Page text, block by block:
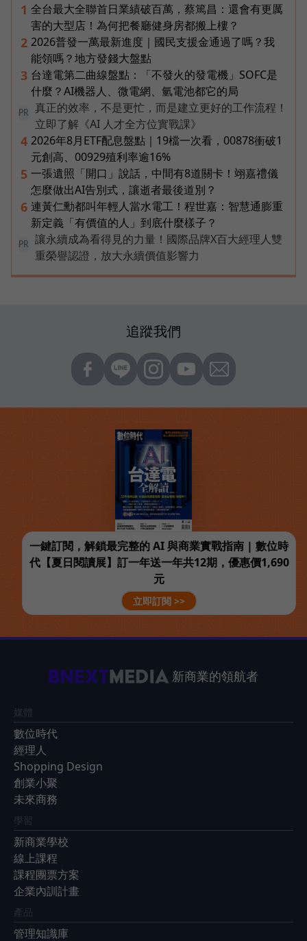
1 全台最大全聯首日業績破百萬，蔡篤昌：還會有更厲
害的大型店！為何把餐廳健身房都搬上樓？
2 2026普發一萬最新進度｜國民支援金通過了嗎？我
能領嗎？地方發錢大盤點
3 台達電第二曲線盤點：「不發火的發電機」SOFC是
什麼？AI機器人、微電網、氫電池都它的局
PR
真正的效率，不是更忙，而是建立更好的工作流程！
立即了解《AI 人才全方位實戰課》
4 2026年8月ETF配息盤點｜19檔一次看，00878衝破1
元創高、00929殖利率逾16%
5 一張遺照「開口」說話，中間有8道關卡！翊嘉禮儀
怎麼做出AI告別式，讓逝者最後道別？
6 連黃仁勳都叫年輕人當水電工！程世嘉：智慧通膨重
新定義「有價值的人」到底什麼樣子？
PR
讓永續成為看得見的力量！國際品牌X百大經理人雙
重榮譽認證，放大永續價值影響力
追蹤我們
一鍵訂閱，解鎖最完整的 AI 與商業實戰指南 | 數位時
代【夏日閱讀展】訂一年送一年共12期，優惠價1,690
元
立即訂閱 >>
新商業的領航者
媒體
數位時代
經理人
Shopping Design
創業小聚
未來商務
學習
新商業學校
線上課程
課程團票方案
企業內訓計畫
產品
管理知識庫